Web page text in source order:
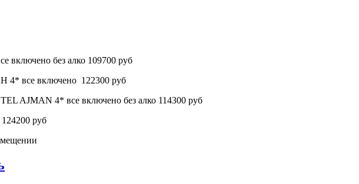
без алко 109700 руб
4* все включено 122300 руб
AJMAN 4* все включено без алко 114300 руб
руб